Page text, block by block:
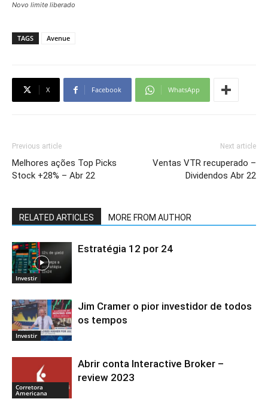
Novo limite liberado
TAGS Avenue
X Facebook WhatsApp
Previous article
Melhores ações Top Picks
Stock +28% – Abr 22
Next article
Ventas VTR recuperado –
Dividendos Abr 22
RELATED ARTICLES MORE FROM AUTHOR
Investir
Estratégia 12 por 24
Investir
Jim Cramer o pior investidor de todos
os tempos
Corretora
Americana
Abrir conta Interactive Broker –
review 2023